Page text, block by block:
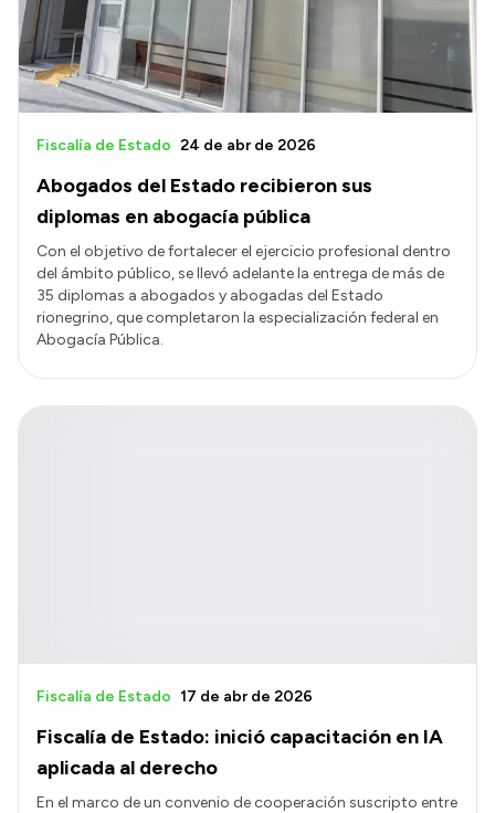
Abogados del Estado recibieron sus
diplomas en abogacía pública
Fiscalía de Estado 24 de abr de 2026
Con el objetivo de fortalecer el ejercicio profesional dentro
del ámbito público, se llevó adelante la entrega de más de
35 diplomas a abogados y abogadas del Estado
rionegrino, que completaron la especialización federal en
Abogacía Pública.
Fiscalía de Estado: inició capacitación en IA
aplicada al derecho
Fiscalía de Estado 17 de abr de 2026
En el marco de un convenio de cooperación suscripto entre